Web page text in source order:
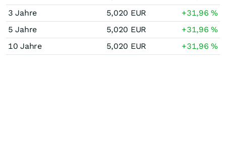
3 Jahre
5,020 EUR +31,96%
5 Jahre
5,020 EUR +31,96%
10 Jahre
5,020 EUR +31,96%